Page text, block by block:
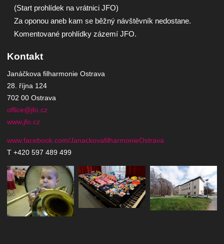
(Start prohlídek na vrátnici JFO)
Za oponou aneb kam se běžný návštěvník nedostane.
Komentované prohlídky zázemí JFO.
Kontakt
Janáčkova filharmonie Ostrava
28. října 124
702 00 Ostrava
office@jfo.cz
www.jfo.cz
www.facebook.com/JanackovafilharmonieOstrava
T +420 597 489 499